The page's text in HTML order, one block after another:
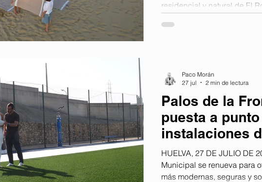
residencial y natural de El
Islantilla y La Antilla dan
Palos de la
puesta a
instalaciones
la nueva
HUELVA, 27 DE JULIO DE
Municipal se renueva para
más modernas, seguras y
Paco Morán
27 jul
2 min de lectura